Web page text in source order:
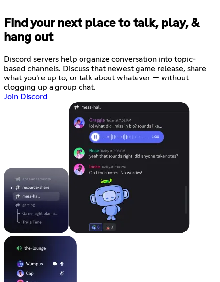
Find your next place to talk, play, &
hang out
Discord servers help organize conversation into topic-
based channels. Discuss that newest game release, share
what you're up to, or talk about whatever — without
clogging up a group chat.
Join Discord